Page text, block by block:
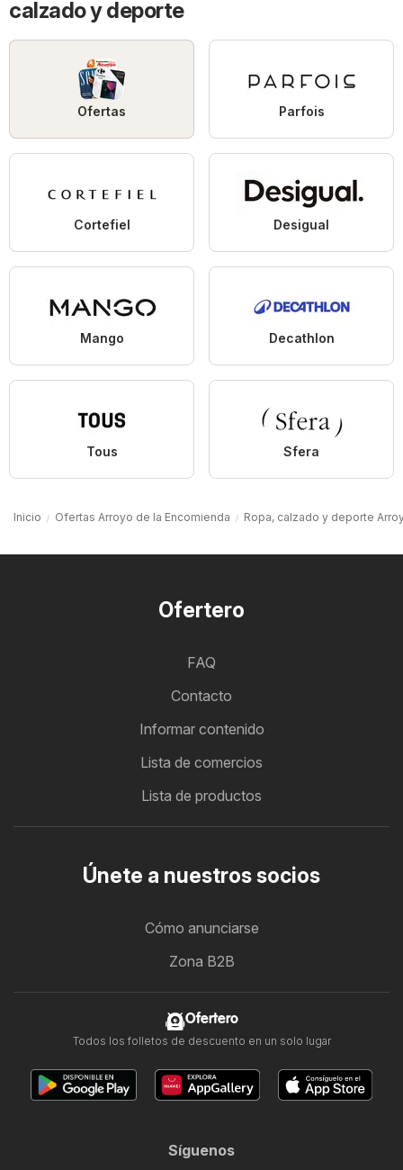
calzado y deporte
Ofertas Parfois
Cortefiel Desigual
Mango Decathlon
Tous Sfera
Inicio Ofertas Arroyo de la Encomienda Ropa, calzado y deporte
Ofertero
FAQ
Contacto
Informar contenido
Lista de comercios
Lista de productos
Únete a nuestros socios
Cómo anunciarse
Zona B2B
Ofertero
Todos los folletos de descuento en un solo lugar
Síguenos